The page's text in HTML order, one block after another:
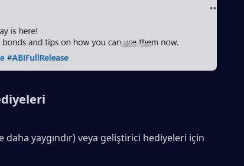
daha yaygındır) veya geliştirici hediyeleri için